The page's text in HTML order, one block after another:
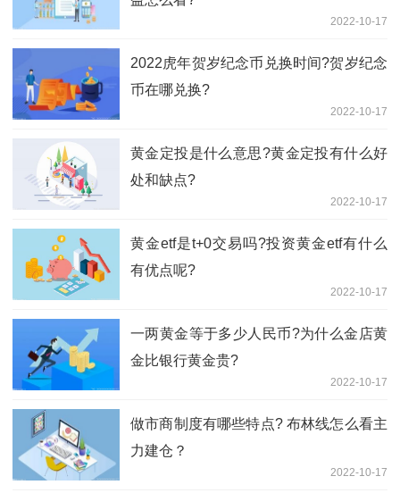
2022-10-17
2022虎年贺岁纪念币兑换时间?贺岁纪念
币在哪兑换?
2022-10-17
黄金定投是什么意思?黄金定投有什么好
处和缺点?
2022-10-17
黄金etf是t+0交易吗?投资黄金etf有什么
有优点呢?
2022-10-17
一两黄金等于多少人民币?为什么金店黄
金比银行黄金贵?
2022-10-17
做市商制度有哪些特点? 布林线怎么看主
力建仓？
2022-10-17